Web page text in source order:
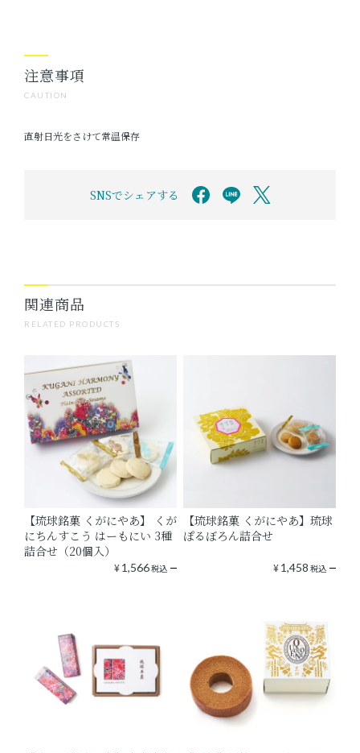
CAUTION
注意事項
直射日光をさけて常温保存
SNSでシェアする
RELATED PRODUCTS
関連商品
【琉球銘菓 くがにやあ】 くが
にちんすこう はーもにい 3種
詰合せ（20個入）
¥1,566税込
【琉球銘菓 くがにやあ】琉球
ぽるぼろん詰合せ
¥1,458 税込